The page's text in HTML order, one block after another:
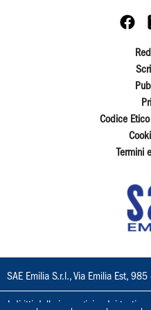
Codice
Termini
SAE Emilia S.r.l., Via Emilia Est,
I diritti delle immagini e dei testi